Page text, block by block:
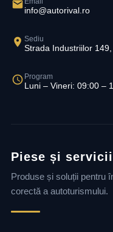
info@autorival.ro
Sediu
Strada Industriilor
Program
Luni – Vineri: 09:00 –
Piese și
Produse și soluții pentru
corectă a autoturismului.